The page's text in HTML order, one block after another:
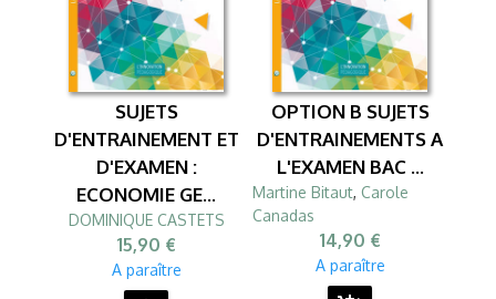
SUJETS
D'ENTRAINEMENT ET
D'EXAMEN :
ECONOMIE GE...
DOMINIQUE CASTETS
15,90 €
A paraître
OPTION B SUJETS
D'ENTRAINEMENTS A
L'EXAMEN BAC ...
Martine Bitaut, Carole
Canadas
14,90 €
A paraître